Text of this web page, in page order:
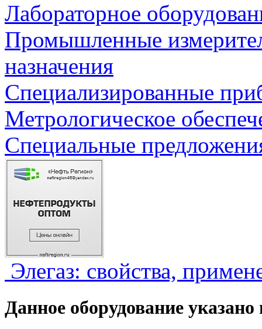
Лабораторное
Промышленные
назначения
Специализированные
Метрологическое
Специальные
Элегаз: свойства,
Данное оборудование